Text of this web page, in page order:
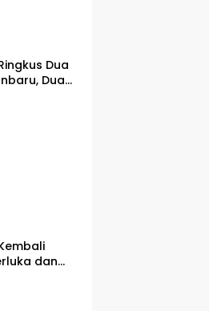
Dua
Dua
dan
di Jalan